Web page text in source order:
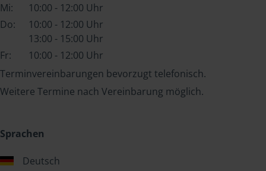
Mi:
10:00 - 12:00 Uhr
Do:
10:00 - 12:00 Uhr
13:00 - 15:00 Uhr
Fr:
10:00 - 12:00 Uhr
Terminvereinbarungen bevorzugt telefonisch.
Weitere Termine nach Vereinbarung möglich.
Sprachen
Deutsch